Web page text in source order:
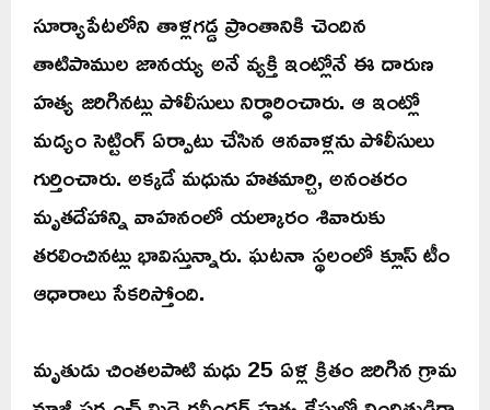
సూర్యాపేటలోని తాళ్లగడ్డ ప్రాంతానికి చెందిన
తాటిపాముల జానయ్య అనే వ్యక్తి ఇంట్లోనే ఈ దారుణ
హత్య జరిగినట్లు పోలీసులు నిర్ధారించారు. ఆ ఇంట్లో
మద్యం సెట్టింగ్ ఏర్పాటు చేసిన ఆనవాళ్లను పోలీసులు
గుర్తించారు. అక్కడే మధును హతమార్చి, అనంతరం
మృతదేహాన్ని వాహనంలో యల్కారం శివారుకు
తరలించినట్లు భావిస్తున్నారు. ఘటనా స్థలంలో క్లూస్ టీం
ఆధారాలు సేకరిస్తోంది.
మృతుడు చింతలపాటి మధు 25 ఏళ్ల క్రితం జరిగిన గ్రామ